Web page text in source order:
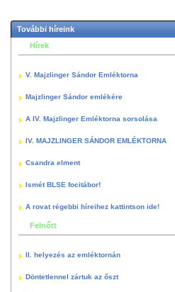
További híreink
Hírek
V. Majzlinger Sándor Emléktorna
Majzlinger Sándor emlékére
A IV. Majzlinger Emléktorna sorsolása
IV. MAJZLINGER SÁNDOR EMLÉKTORNA
Csandra elment
Ismét BLSE focitábor!
A rovat régebbi híreihez kattintson ide!
Felnőtt
II. helyezés az emléktornán
Döntetlennel zártuk az őszt